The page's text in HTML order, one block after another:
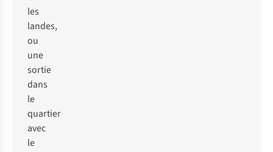
les
landes,
ou
une
sortie
dans
le
quartier
avec
le